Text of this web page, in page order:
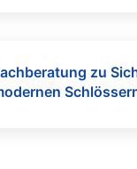
zu